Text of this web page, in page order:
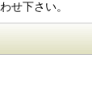
せ下さい。